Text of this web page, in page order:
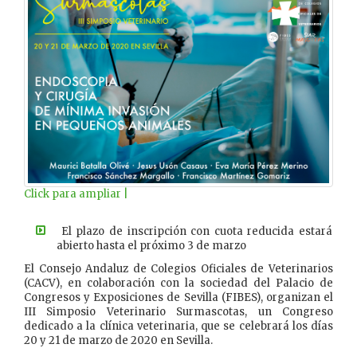
Click para ampliar |
El plazo de inscripción con cuota reducida estará
abierto hasta el próximo 3 de marzo
El Consejo Andaluz de Colegios Oficiales de Veterinarios
(CACV), en colaboración con la sociedad del Palacio de
Congresos y Exposiciones de Sevilla (FIBES), organizan el
III Simposio Veterinario Surmascotas, un Congreso
dedicado a la clínica veterinaria, que se celebrará los días
20 y 21 de marzo de 2020 en Sevilla.